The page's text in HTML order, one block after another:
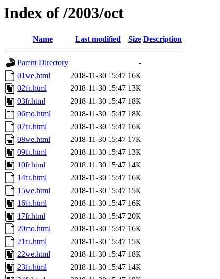
Index of /2003/oct
Name Last modified Size Description
Parent Directory
-
01we.html
2018-11-30 15:47 16K
02th.html
2018-11-30 15:47 13K
03fr.html
2018-11-30 15:47 18K
06mo.html
2018-11-30 15:47 18K
07tu.html
2018-11-30 15:47 16K
08we.html
2018-11-30 15:47 17K
09th.html
2018-11-30 15:47 13K
10fr.html
2018-11-30 15:47 14K
14tu.html
2018-11-30 15:47 16K
15we.html
2018-11-30 15:47 15K
16th.html
2018-11-30 15:47 16K
17fr.html
2018-11-30 15:47 20K
20mo.html
2018-11-30 15:47 16K
21tu.html
2018-11-30 15:47 15K
22we.html
2018-11-30 15:47 18K
23th.html
2018-11-30 15:47 14K